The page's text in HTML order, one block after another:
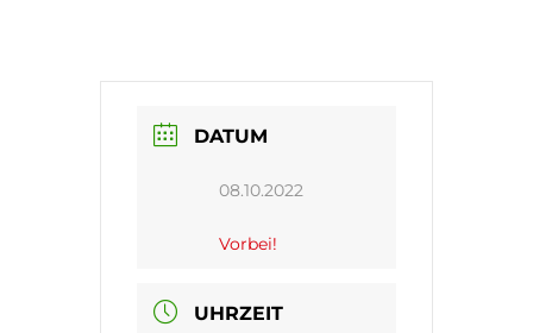
DATUM
08.10.2022
Vorbei!
UHRZEIT